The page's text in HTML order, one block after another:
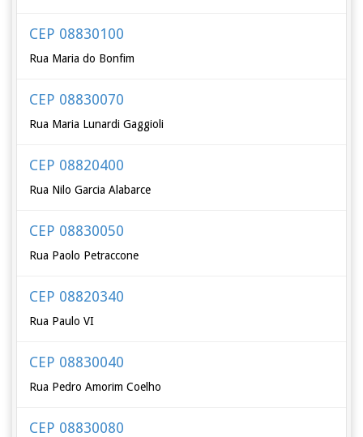
CEP 08830100
Rua Maria do Bonfim
CEP 08830070
Rua Maria Lunardi Gaggioli
CEP 08820400
Rua Nilo Garcia Alabarce
CEP 08830050
Rua Paolo Petraccone
CEP 08820340
Rua Paulo VI
CEP 08830040
Rua Pedro Amorim Coelho
CEP 08830080